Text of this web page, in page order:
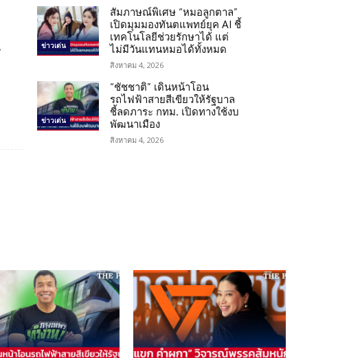
ข่าวเด่น
สัมภาษณ์พิเศษ “หมอลูกตาล”
เปิดมุมมองทันตแพทย์ยุค AI ชี้
เทคโนโลยีช่วยรักษาได้ แต่
ไม่มีวันแทนหมอได้ทั้งหมด
สิงหาคม 4, 2026
ข่าวเด่น
“ชัชชาติ” เดินหน้าโอน
รถไฟฟ้าสายสีเขียวให้รัฐบาล
ชี้ลดภาระ กทม. เปิดทางใช้งบ
พัฒนาเมือง
สิงหาคม 4, 2026